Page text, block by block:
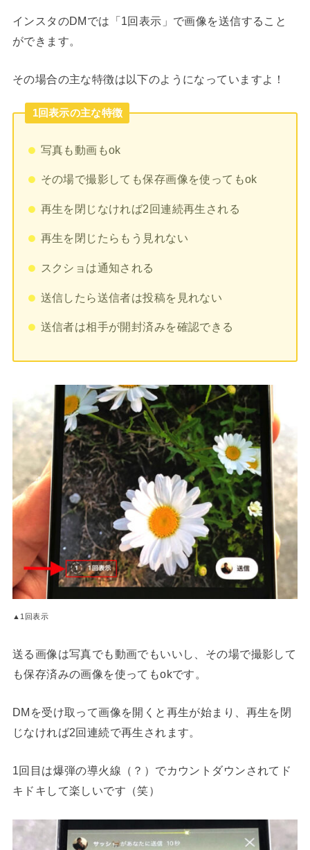
インスタのDMでは「1回表示」で画像を送信すること
ができます。
その場合の主な特徴は以下のようになっていますよ！
1回表示の主な特徴
写真も動画もok
その場で撮影しても保存画像を使ってもok
再生を閉じなければ2回連続再生される
再生を閉じたらもう見れない
スクショは通知される
送信したら送信者は投稿を見れない
送信者は相手が開封済みを確認できる
▲1回表示
送る画像は写真でも動画でもいいし、その場で撮影して
も保存済みの画像を使ってもokです。
DMを受け取って画像を開くと再生が始まり、再生を閉
じなければ2回連続で再生されます。
1回目は爆弾の導火線（？）でカウントダウンされてド
キドキして楽しいです（笑）